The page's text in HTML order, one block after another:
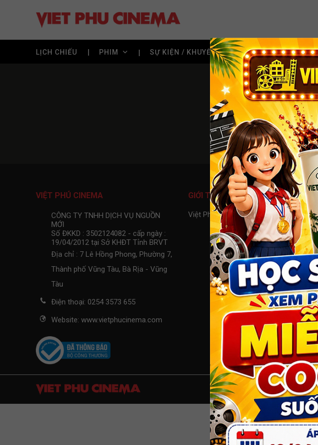
LỊCH CHIẾU PHIM SỰ KIỆN / KHUYẾN MÃI GIÁ VÉ HỖ
Đã hết giờ mua vé trực
VIỆT PHÚ CINEMA
CÔNG TY TNHH DỊCH VỤ NGUỒN
MỚI
Số ĐKKD : 3502124082 - cấp ngày :
19/04/2012 tại Sở KHĐT Tỉnh BRVT
Địa chỉ : 7 Lê Hồng Phong, Phường 7,
Thành phố Vũng Tàu, Bà Rịa - Vũng
Tàu
Điện thoại: 0254 3573 655
Website: www.vietphucinema.com
GIỚI THIỆU
Việt Phú Cinema Vũng Tàu